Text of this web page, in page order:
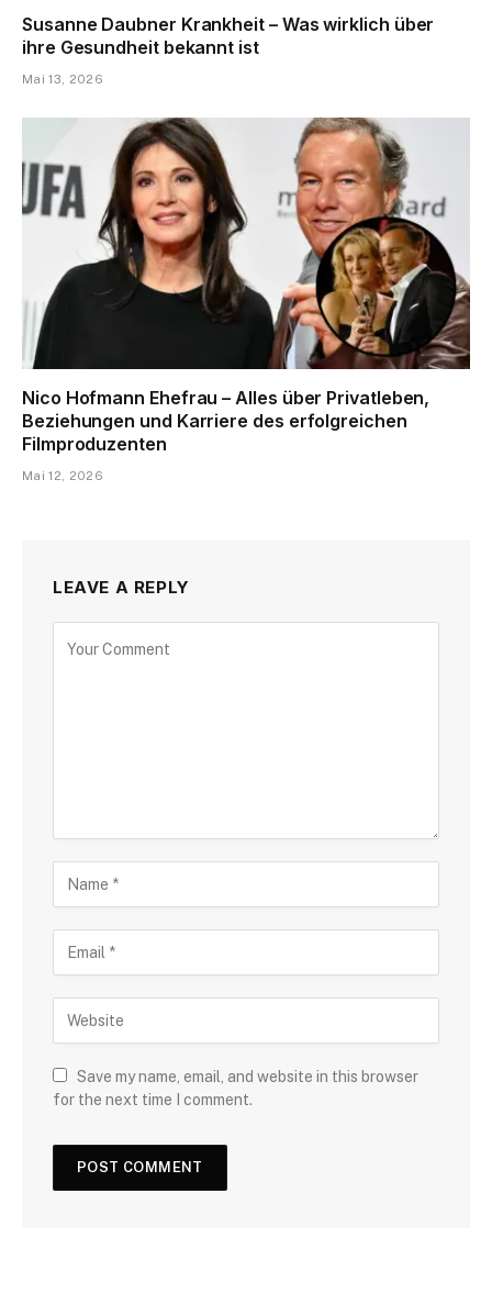
Susanne Daubner Krankheit – Was wirklich über
ihre Gesundheit bekannt ist
Mai 13, 2026
Nico Hofmann Ehefrau – Alles über Privatleben,
Beziehungen und Karriere des erfolgreichen
Filmproduzenten
Mai 12, 2026
LEAVE A REPLY
Save my name, email, and website in this browser
for the next time I comment.